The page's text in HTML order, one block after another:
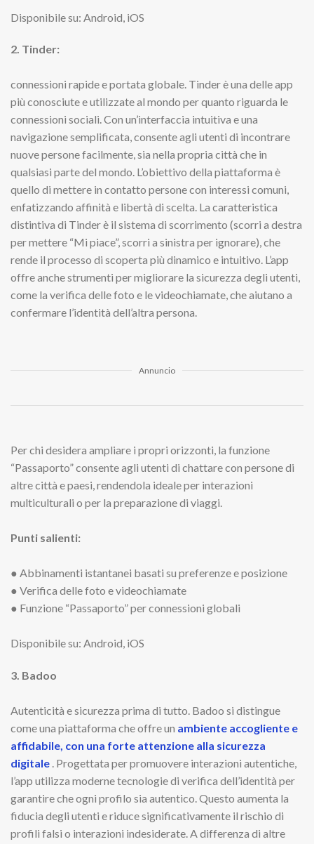
Disponibile su: Android, iOS
2. Tinder:
connessioni rapide e portata globale. Tinder è una delle app
più conosciute e utilizzate al mondo per quanto riguarda le
connessioni sociali. Con un’interfaccia intuitiva e una
navigazione semplificata, consente agli utenti di incontrare
nuove persone facilmente, sia nella propria città che in
qualsiasi parte del mondo. L’obiettivo della piattaforma è
quello di mettere in contatto persone con interessi comuni,
enfatizzando affinità e libertà di scelta. La caratteristica
distintiva di Tinder è il sistema di scorrimento (scorri a destra
per mettere “Mi piace”, scorri a sinistra per ignorare), che
rende il processo di scoperta più dinamico e intuitivo. L’app
offre anche strumenti per migliorare la sicurezza degli utenti,
come la verifica delle foto e le videochiamate, che aiutano a
confermare l’identità dell’altra persona.
Annuncio
Per chi desidera ampliare i propri orizzonti, la funzione
“Passaporto” consente agli utenti di chattare con persone di
altre città e paesi, rendendola ideale per interazioni
multiculturali o per la preparazione di viaggi.
Punti salienti:
● Abbinamenti istantanei basati su preferenze e posizione
● Verifica delle foto e videochiamate
● Funzione “Passaporto” per connessioni globali
Disponibile su: Android, iOS
3. Badoo
Autenticità e sicurezza prima di tutto. Badoo si distingue
come una piattaforma che offre un ambiente accogliente e
affidabile, con una forte attenzione alla sicurezza
digitale . Progettata per promuovere interazioni autentiche,
l’app utilizza moderne tecnologie di verifica dell’identità per
garantire che ogni profilo sia autentico. Questo aumenta la
fiducia degli utenti e riduce significativamente il rischio di
profili falsi o interazioni indesiderate. A differenza di altre